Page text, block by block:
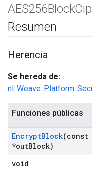
AES256Block
Resumen
Herencia
Se hereda de:
Funciones públicas
EncryptBlock(const
*outBlock)
void